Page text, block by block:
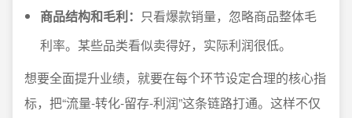
商品结构和毛利： 只看爆款销量，忽略商品整体毛
利率。某些品类看似卖得好，实际利润很低。
想要全面提升业绩，就要在每个环节设定合理的核心指
标，把“流量-转化-留存-利润”这条链路打通。这样不仅